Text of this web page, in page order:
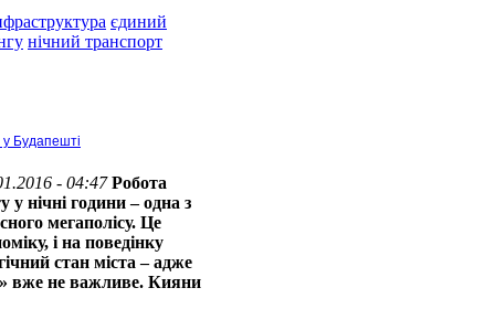
єдиний
нічний транспорт
Будапешті
- 04:47Робота
у нічні години – одна з
мегаполісу. Це
і на поведінку
стан міста – адже
вже не важливе. Кияни